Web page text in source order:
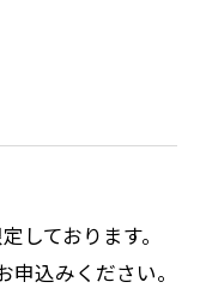
しております。
込みください。